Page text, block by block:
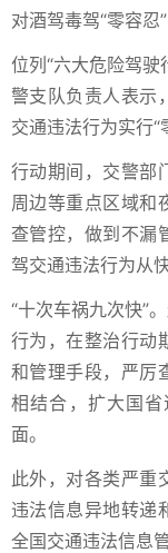
对酒驾毒驾“零容忍”
位列“六大危险驾
警支队负责人表示
交通违法行为实行“
行动期间，交警部
周边等重点区域和
查管控，做到不漏
驾交通违法行为从
“十次车祸九次快”
行为，在整治行动
和管理手段，严厉
相结合，扩大国
面。
此外，对各类严重
违法信息异地转递
全国交通违法信息